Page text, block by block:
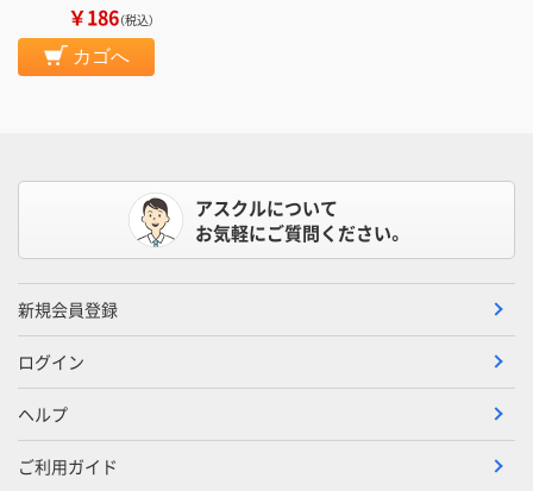
￥186（税込）
カゴへ
アスクルについて
お気軽にご質問ください。
新規会員登録
ログイン
ヘルプ
ご利用ガイド